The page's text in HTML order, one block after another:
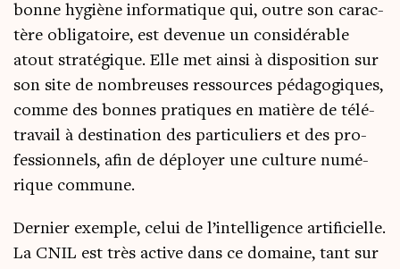
bonne hygiène infor­ma­tique qui, outre son carac­
tère obli­ga­toire, est deve­nue un consi­dé­rable
atout stra­té­gique. Elle met ain­si à dis­po­si­tion sur
son site de nom­breuses res­sources péda­go­giques,
comme des bonnes pra­tiques en matière de télé­
tra­vail à des­ti­na­tion des par­ti­cu­liers et des pro­
fes­sion­nels, afin de déployer une culture numé­
rique commune.
Der­nier exemple, celui de l’intelligence arti­fi­cielle.
La CNIL est très active dans ce domaine, tant sur